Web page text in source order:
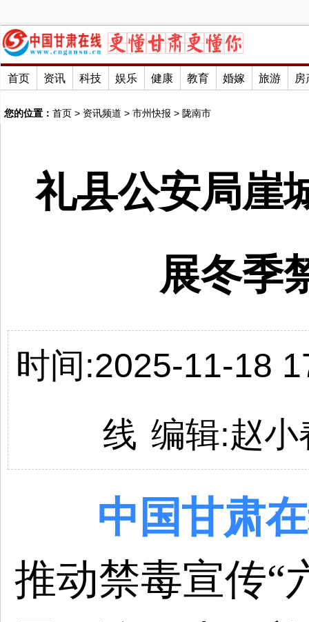
首页 资讯 科技 娱乐 健康 教育 婚嫁 旅游 房
您的位置： 首页 > 资讯频道 > 市州快报 > 陇南市
礼县公安局崖
展冬季
时间:2025-11-18
线 编辑:赵小
中国甘肃
推动禁毒宣传“